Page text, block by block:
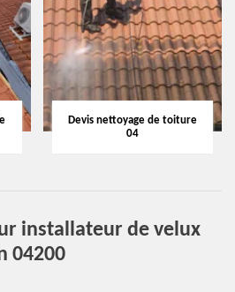
Devis nettoyage de toiture
04
installateur de velux
04200